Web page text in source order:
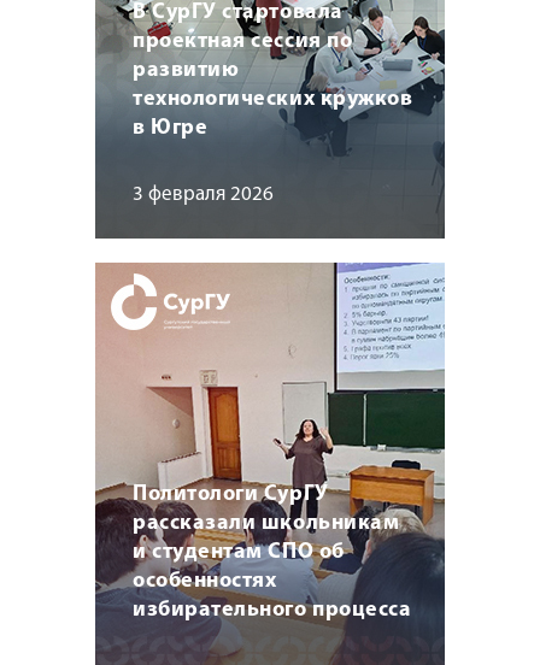
В СурГУ стартовала
проектная сессия по
развитию
технологических кружков
в Югре
3 февраля 2026
Политологи СурГУ
рассказали школьникам
и студентам СПО об
особенностях
избирательного процесса